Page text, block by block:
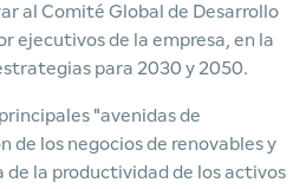
al Comité Global de Desarrollo
ejecutivos de la empresa, en la
para 2030 y 2050.
"avenidas de
de los negocios de renovables y
de la productividad de los activos